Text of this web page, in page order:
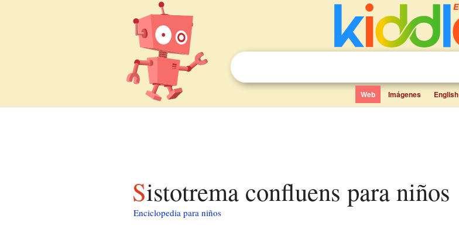
Web Imágenes English
Sistotrema confluens para niños
Enciclopedia para niños